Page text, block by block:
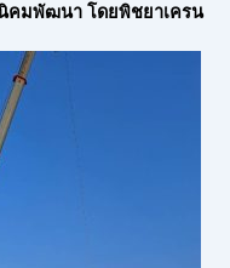
คมพัฒนา โดยพิชยาเครน